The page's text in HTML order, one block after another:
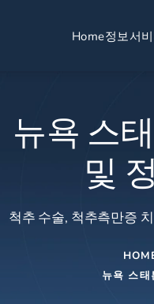
Home정보서
뉴욕 스
및
척추 수술, 척추측만증
뉴욕 스